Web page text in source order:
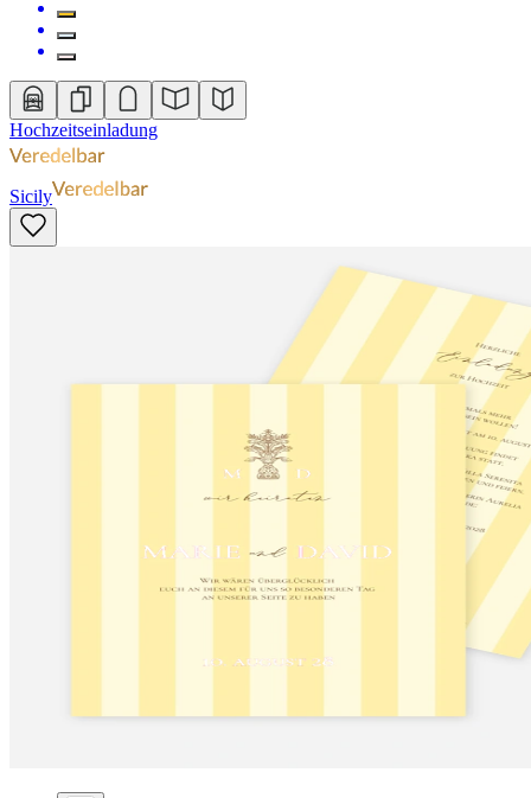
Hochzeitseinladung
Sicily